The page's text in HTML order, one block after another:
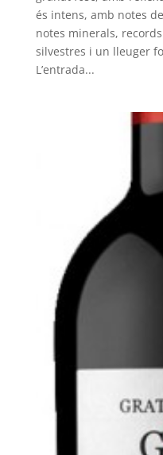
és intens, amb notes
notes minerals,
silvestres i un lleuger
L’entrada...